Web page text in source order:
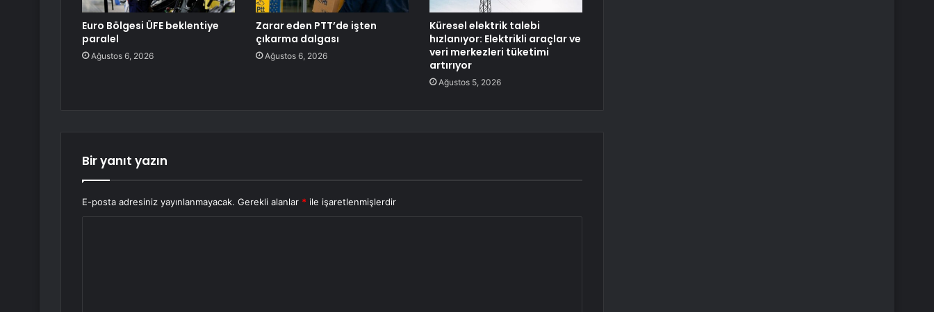
Euro Bölgesi ÜFE beklentiye
paralel
Ağustos 6, 2026
Zarar eden PTT’de işten
çıkarma dalgası
Ağustos 6, 2026
Küresel elektrik talebi
hızlanıyor: Elektrikli araçlar ve
veri merkezleri tüketimi
artırıyor
Ağustos 5, 2026
Bir yanıt yazın
E-posta adresiniz yayınlanmayacak. Gerekli alanlar * ile işaretlenmişlerdir